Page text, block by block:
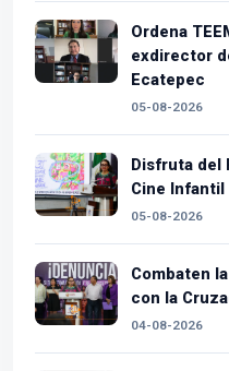
Ordena
exdirector
Ecatepec
05-08-2026
Disfruta del
Cine
05-08-2026
Combaten
con la
04-08-2026